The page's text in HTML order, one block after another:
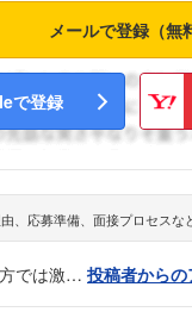
メールで登録（無
で登録
由、応募準備、面接プロセスな
では激… 投稿者から